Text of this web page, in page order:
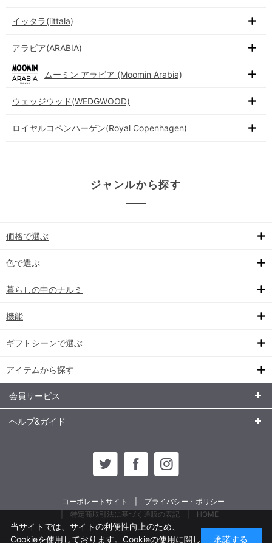
イッタラ(iittala)
アラビア(ARABIA)
ムーミン アラビア (Moomin Arabia)
ウェッジウッド(WEDGWOOD)
ロイヤルコペンハーゲン(Royal Copenhagen)
ジャンルから探す
価格で選ぶ
色で選ぶ
暮らしの中のナルミ
機能
ギフトシーンで選ぶ
アイテムから探す
会員サービス
ヘルプ&ガイド
コーポレートサイト
プライバシー・ポリシー
特定商取引法に基づく通販の表記
HOME
当サイトでは、サイトの利便性向上のため、
Cookieを使用しております。Cookieの使用に関し
承諾する